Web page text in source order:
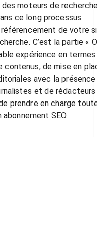
moteurs de
ce long processus
de votre
C’est la partie «
expérience en
de mise en
avec la présence
et de rédacteurs
prendre en charge
SEO.
connaissance et à valider